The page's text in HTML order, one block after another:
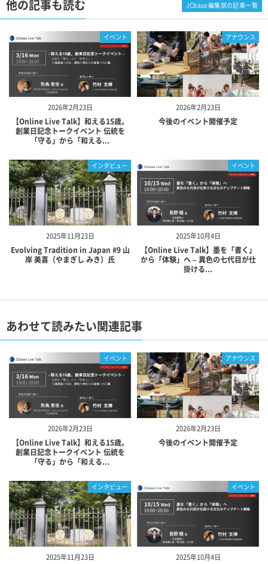
他の記事も読む
2026年2月23日
イベント
【Online Live Talk】和える15歳。
創業日記念トークイベント 伝統を
「守る」から「和える...
2026年2月23日
アナウンス
今後のイベント開催予定
2025年11月23日
インタビュー
Evolving Tradition in Japan #9 山
岸 美喜（やまぎし みき）氏
2025年10月4日
イベント
【Online Live Talk】墨を「書く」
から「体験」へ – 異色の七代目が仕
掛ける...
JCbase編集部の記事一覧
あわせて読みたい関連記事
2026年2月23日
イベント
【Online Live Talk】和える15歳。
創業日記念トークイベント 伝統を
「守る」から「和える...
2026年2月23日
アナウンス
今後のイベント開催予定
2025年11月23日
インタビュー
2025年10月4日
イベント